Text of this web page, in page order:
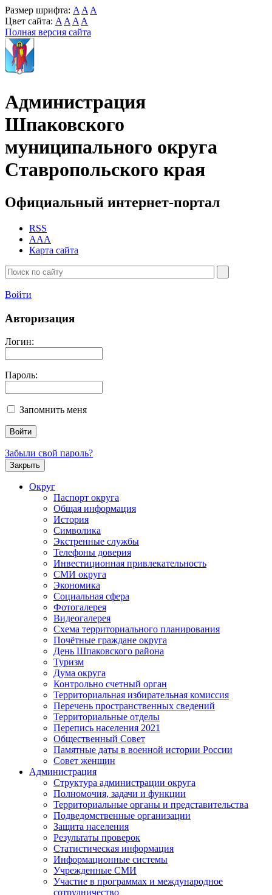
Размер шрифта: A A A
Цвет сайта: A A A A
Полная версия сайта
Администрация
Шпаковского
муниципального округа
Ставропольского края
Официальный интернет-портал
RSS
AAA
Карта сайта
Войти
Авторизация
Логин:
Пароль:
Запомнить меня
Забыли свой пароль?
Закрыть
Округ
Паспорт округа
Общая информация
История
Символика
Экстренные службы
Телефоны доверия
Инвестиционная привлекательность
СМИ округа
Экономика
Социальная сфера
Фотогалерея
Видеогалерея
Схема территориального планирования
Почётные граждане округа
День Шпаковского района
Туризм
Дума округа
Контрольно счетный орган
Территориальная избирательная комиссия
Перечень пространственных сведений
Территориальные отделы
Перепись населения 2021
Общественный Совет
Памятные даты в военной истории России
Совет женщин
Администрация
Структура администрации округа
Полномочия, задачи и функции
Территориальные органы и представительства
Подведомственные организации
Защита населения
Результаты проверок
Статистическая информация
Информационные системы
Учрежденные СМИ
Участие в программах и международное
сотрудничество